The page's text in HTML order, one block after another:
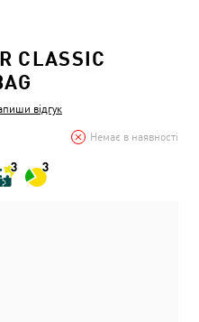
CLASSIC
відгук
Немає в наявності